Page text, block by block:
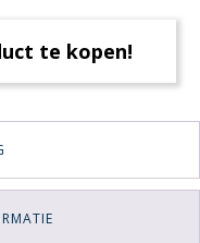
te kopen!